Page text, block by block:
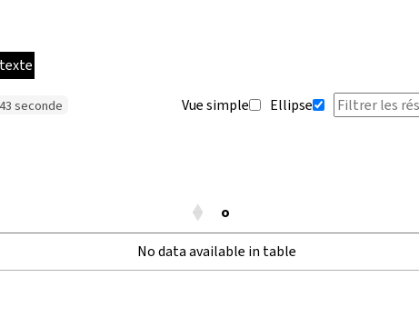
seconde Vue simple Ellipse
o
No data available in table